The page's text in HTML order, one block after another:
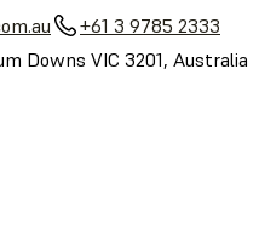
+61 3 9785 2333
Downs VIC 3201, Australia